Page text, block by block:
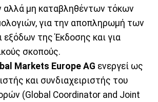
αλλά μη καταβληθέντων τόκων
για την αποπληρωμή των
εξόδων της Έκδοσης και για
σκοπούς.
Markets Europe AG ενεργεί ως
και συνδιαχειριστής του
(Global Coordinator and Joint